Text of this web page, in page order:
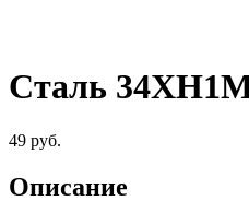
Сталь
49 руб.
Описание